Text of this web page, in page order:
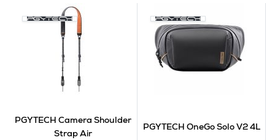
PGYTECH Camera Shoulder
Strap Air
PGYTECH OneGo Solo V2 4L